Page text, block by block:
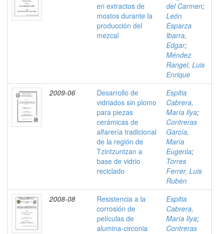
en extractos de
mostos durante la
producción del
mezcal
del Carmen;
León
Esparza
Ibarra,
Edgar;
Méndez
Rangel, Luis
Enrique
2009-06
Desarrollo de
vidriados sin plomo
para piezas
cerámicas de
alfarería tradicional
de la región de
Tzintzuntzan a
base de vidrio
reciclado
Espitia
Cabrera,
María Ilya;
Contreras
García,
María
Eugenia;
Torres
Ferrer, Luis
Rubén
2008-08
Resistencia a la
corrosión de
películas de
alumina-circonia
Espitia
Cabrera,
María Ilya;
Contreras